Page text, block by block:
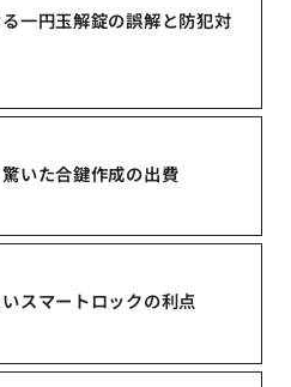
一円玉解錠の誤解と防犯対
いた合鍵作成の出費
スマートロックの利点